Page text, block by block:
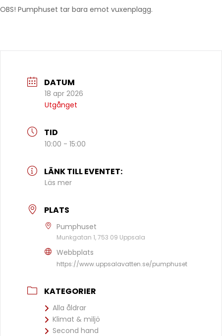
OBS! Pumphuset tar bara emot vuxenplagg.
DATUM
18 apr 2026
Utgånget
TID
10:00 - 15:00
LÄNK TILL EVENTET:
Läs mer
PLATS
Pumphuset
Munkgatan 1, 753 09 Uppsala
Webbplats
https://www.uppsalavatten.se/pumphuset
KATEGORIER
Alla åldrar
Klimat & miljö
Second hand